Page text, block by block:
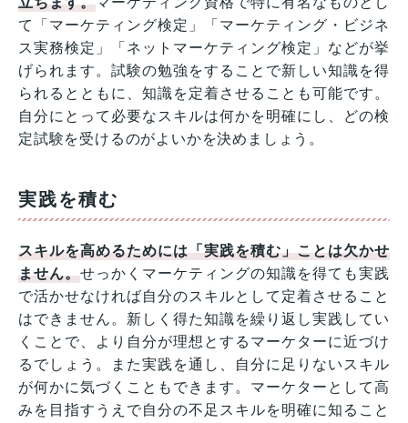
て「マーケティング検定」「マーケティング・ビジネ
ス実務検定」「ネットマーケティング検定」などが挙
げられます。試験の勉強をすることで新しい知識を得
られるとともに、知識を定着させることも可能です。
自分にとって必要なスキルは何かを明確にし、どの検
定試験を受けるのがよいかを決めましょう。
実践を積む
スキルを高めるためには「実践を積む」ことは欠かせ
ません。せっかくマーケティングの知識を得ても実践
で活かせなければ自分のスキルとして定着させること
はできません。新しく得た知識を繰り返し実践してい
くことで、より自分が理想とするマーケターに近づけ
るでしょう。また実践を通し、自分に足りないスキル
が何かに気づくこともできます。マーケターとして高
みを目指すうえで自分の不足スキルを明確に知ること